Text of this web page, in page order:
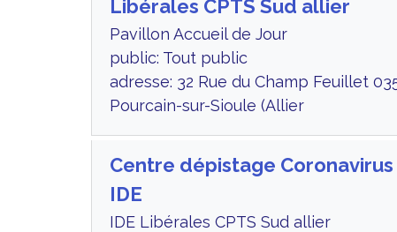
Libérales CPTS Sud allier
Pavillon Accueil de Jour
public: Tout public
adresse: 32 Rue du Champ Feuillet
Pourcain-sur-Sioule (Allier
Centre dépistage
IDE
IDE Libérales CPTS Sud allier